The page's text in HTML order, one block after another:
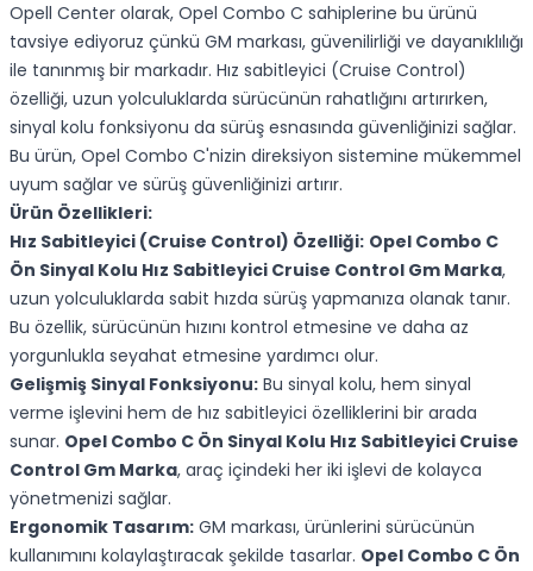
Opell Center olarak, Opel Combo C sahiplerine bu ürünü
tavsiye ediyoruz çünkü GM markası, güvenilirliği ve dayanıklılığı
ile tanınmış bir markadır. Hız sabitleyici (Cruise Control)
özelliği, uzun yolculuklarda sürücünün rahatlığını artırırken,
sinyal kolu fonksiyonu da sürüş esnasında güvenliğinizi sağlar.
Bu ürün, Opel Combo C'nizin direksiyon sistemine mükemmel
uyum sağlar ve sürüş güvenliğinizi artırır.
Ürün Özellikleri:
Hız Sabitleyici (Cruise Control) Özelliği: Opel Combo C
Ön Sinyal Kolu Hız Sabitleyici Cruise Control Gm Marka,
uzun yolculuklarda sabit hızda sürüş yapmanıza olanak tanır.
Bu özellik, sürücünün hızını kontrol etmesine ve daha az
yorgunlukla seyahat etmesine yardımcı olur.
Gelişmiş Sinyal Fonksiyonu: Bu sinyal kolu, hem sinyal
verme işlevini hem de hız sabitleyici özelliklerini bir arada
sunar. Opel Combo C Ön Sinyal Kolu Hız Sabitleyici Cruise
Control Gm Marka, araç içindeki her iki işlevi de kolayca
yönetmenizi sağlar.
Ergonomik Tasarım: GM markası, ürünlerini sürücünün
kullanımını kolaylaştıracak şekilde tasarlar. Opel Combo C Ön